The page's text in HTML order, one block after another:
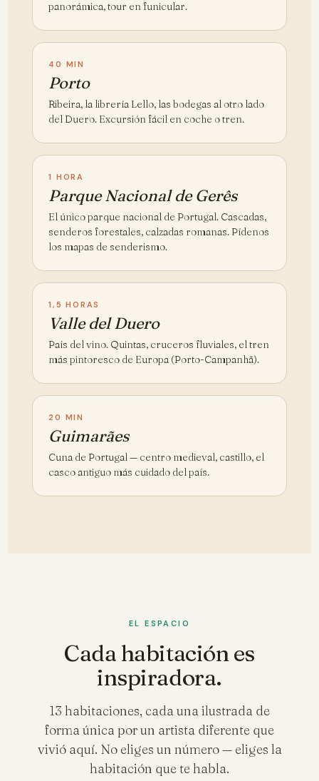
panorámica, tour en funicular.
40 MIN
Porto
Ribeira, la librería Lello, las bodegas al otro lado
del Duero. Excursión fácil en coche o tren.
1 HORA
Parque Nacional de Gerês
El único parque nacional de Portugal. Cascadas,
senderos forestales, calzadas romanas. Pídenos
los mapas de senderismo.
1,5 HORAS
Valle del Duero
País del vino. Quintas, cruceros fluviales, el tren
más pintoresco de Europa (Porto-Campanhã).
20 MIN
Guimarães
Cuna de Portugal — centro medieval, castillo, el
casco antiguo más cuidado del país.
EL ESPACIO
Cada habitación es
inspiradora.
13 habitaciones, cada una ilustrada de
forma única por un artista diferente que
vivió aquí. No eliges un número — eliges la
habitación que te habla.